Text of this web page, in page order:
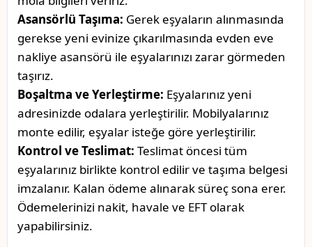
Asansörlü Taşıma: Gerek eşyaların alınmasında
gerekse yeni evinize çıkarılmasında evden eve
nakliye asansörü ile eşyalarınızı zarar görmeden
taşırız.
Boşaltma ve Yerleştirme: Eşyalarınız yeni
adresinizde odalara yerleştirilir. Mobilyalarınız
monte edilir, eşyalar isteğe göre yerleştirilir.
Kontrol ve Teslimat: Teslimat öncesi tüm
eşyalarınız birlikte kontrol edilir ve taşıma belgesi
imzalanır. Kalan ödeme alınarak süreç sona erer.
Ödemelerinizi nakit, havale ve EFT olarak
yapabilirsiniz.